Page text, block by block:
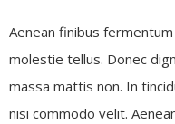
Aenean finibus
molestie tellus. Donec
massa mattis non. In
nisi commodo velit.